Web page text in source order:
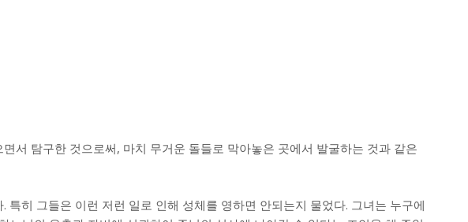
서 탐구한 것으로써, 마치 무거운 돌들로 막아놓은 곳에서 발굴하는 것과 같은
특히 그들은 이런 저런 일로 인해 성체를 영하면 안되는지 물었다. 그녀는 누구에